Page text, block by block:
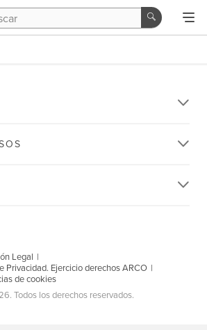
Legal |
Privacidad. Ejercicio derechos ARCO |
de cookies
Todos los derechos reservados.